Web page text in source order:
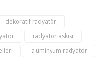
dekoratif radyatör
radyatör askısı
alüminyum radyatör